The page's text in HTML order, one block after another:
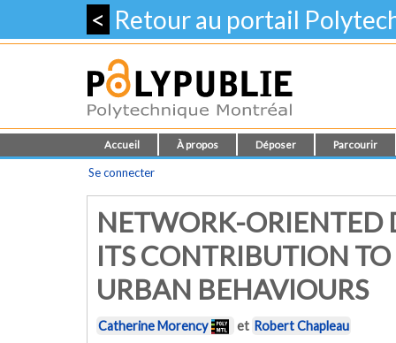
< Retour au portail
Accueil À propos Déposer Parcourir
Se connecter
NETWORK-ORIENTED
ITS CONTRIBUTION
URBAN BEHAVIOURS
Catherine Morency et Robert Chapleau